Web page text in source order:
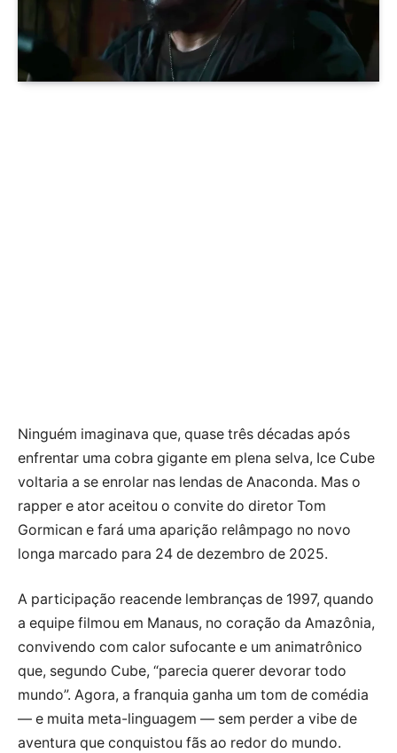
Ninguém imaginava que, quase três décadas após
enfrentar uma cobra gigante em plena selva, Ice Cube
voltaria a se enrolar nas lendas de Anaconda. Mas o
rapper e ator aceitou o convite do diretor Tom
Gormican e fará uma aparição relâmpago no novo
longa marcado para 24 de dezembro de 2025.
A participação reacende lembranças de 1997, quando
a equipe filmou em Manaus, no coração da Amazônia,
convivendo com calor sufocante e um animatrônico
que, segundo Cube, “parecia querer devorar todo
mundo”. Agora, a franquia ganha um tom de comédia
— e muita meta-linguagem — sem perder a vibe de
aventura que conquistou fãs ao redor do mundo.